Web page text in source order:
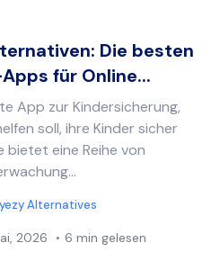
Die besten
für Online...
App zur Kindersicherung,
soll, ihre Kinder sicher
bietet eine Reihe von
Alternatives
2026 6 min gelesen